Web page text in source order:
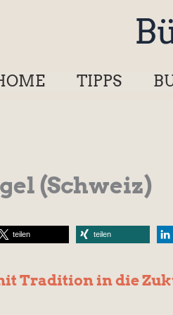
TIPPS
(Schweiz)
teilen teilen
Tradition in die